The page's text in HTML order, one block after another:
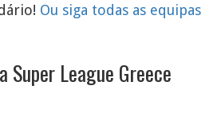
Ou siga todas as equipas
Super League Greece